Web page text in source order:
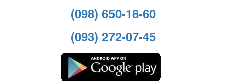
(098) 650-18-60
(093) 272-07-45